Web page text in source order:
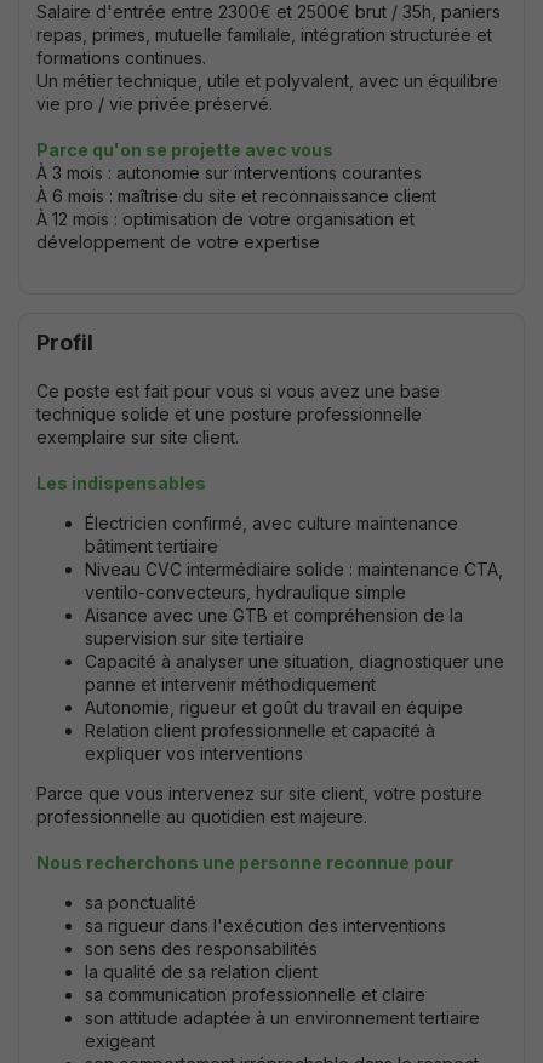
Salaire d'entrée entre 2300€ et 2500€ brut / 35h, paniers
repas, primes, mutuelle familiale, intégration structurée et
formations continues.
Un métier technique, utile et polyvalent, avec un équilibre
vie pro / vie privée préservé.
Parce qu'on se projette avec vous
À 3 mois : autonomie sur interventions courantes
À 6 mois : maîtrise du site et reconnaissance client
À 12 mois : optimisation de votre organisation et
développement de votre expertise
Profil
Ce poste est fait pour vous si vous avez une base
technique solide et une posture professionnelle
exemplaire sur site client.
Les indispensables
Électricien confirmé, avec culture maintenance
bâtiment tertiaire
Niveau CVC intermédiaire solide : maintenance CTA,
ventilo-convecteurs, hydraulique simple
Aisance avec une GTB et compréhension de la
supervision sur site tertiaire
Capacité à analyser une situation, diagnostiquer une
panne et intervenir méthodiquement
Autonomie, rigueur et goût du travail en équipe
Relation client professionnelle et capacité à
expliquer vos interventions
Parce que vous intervenez sur site client, votre posture
professionnelle au quotidien est majeure.
Nous recherchons une personne reconnue pour
sa ponctualité
sa rigueur dans l'exécution des interventions
son sens des responsabilités
la qualité de sa relation client
sa communication professionnelle et claire
son attitude adaptée à un environnement tertiaire
exigeant